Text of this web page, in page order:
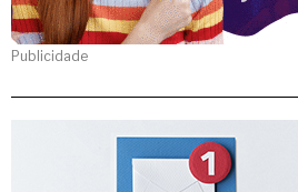
Publicidade